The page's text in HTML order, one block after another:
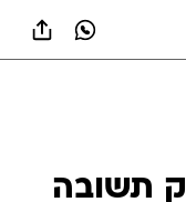
תשובה